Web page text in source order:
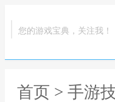
您的游戏宝典，关注我！
首页 > 手游